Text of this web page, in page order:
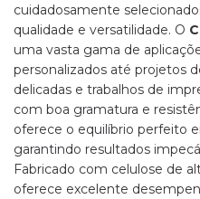
cuidadosamente
qualidade e versatilidade. O
uma vasta gama de
personalizados até projetos
delicadas e trabalhos de
com boa gramatura e
oferece o equilíbrio perfeito
garantindo resultados
Fabricado com celulose de
oferece excelente